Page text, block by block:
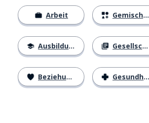
Arbeit
Ausbildung
Beziehungen
Gemischtes
Gesellschaft
Gesundheit